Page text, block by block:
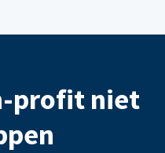
profit niet